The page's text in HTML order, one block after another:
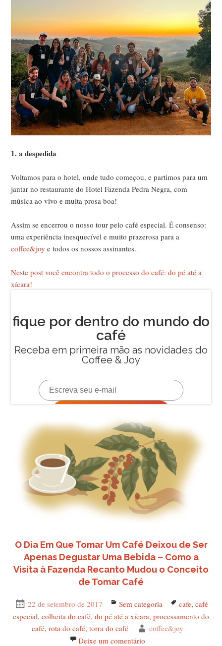
1. a despedida
Voltamos para o hotel, onde tudo começou, e partimos para um
jantar no restaurante do Hotel Fazenda Pedra Negra, com
música ao vivo e muita prosa boa!
Assim se encerrou o nosso tour pelo café especial. É consenso:
uma experiência inesquecível e muito prazerosa para a
coffee&joy e todos os nossos assinantes.
Neste post você encontra todo o processo do café: do pé até a
xícara!
O Dia Em Que Tomar Um Café Deixou de Ser
Apenas Degustar Uma Bebida – Como a
Visita à Fazenda Recanto Mudou o Conceito
de Tomar Café
Publicado
em
22 de setembro de 2017 Categorias
Sem categoria Tags
cafe, café
especial, colheita do café, do pé até a xícara, processamento do
café, rota do café, torra do café Autor
coffee&joy
Deixe um comentário